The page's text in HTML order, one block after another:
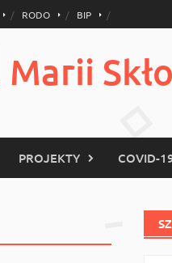
RODO BIP
PROJEKTY COVID-